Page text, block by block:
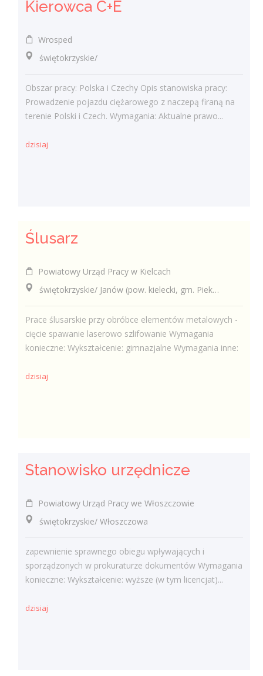
Kierowca C+E
Wrosped
świętokrzyskie/
Obszar pracy: Polska i Czechy Opis stanowiska pracy:
Prowadzenie pojazdu ciężarowego z naczepą firaną na
terenie Polski i Czech. Wymagania: Aktualne prawo...
dzisiaj
Ślusarz
Powiatowy Urząd Pracy w Kielcach
świętokrzyskie/ Janów (pow. kielecki, gm. Piekoszów), Janów
Prace ślusarskie przy obróbce elementów metalowych -
cięcie spawanie laserowo szlifowanie Wymagania
konieczne: Wykształcenie: gimnazjalne Wymagania inne:
dzisiaj
Stanowisko urzędnicze
Powiatowy Urząd Pracy we Włoszczowie
świętokrzyskie/ Włoszczowa
zapewnienie sprawnego obiegu wpływających i
sporządzonych w prokuraturze dokumentów Wymagania
konieczne: Wykształcenie: wyższe (w tym licencjat)...
dzisiaj